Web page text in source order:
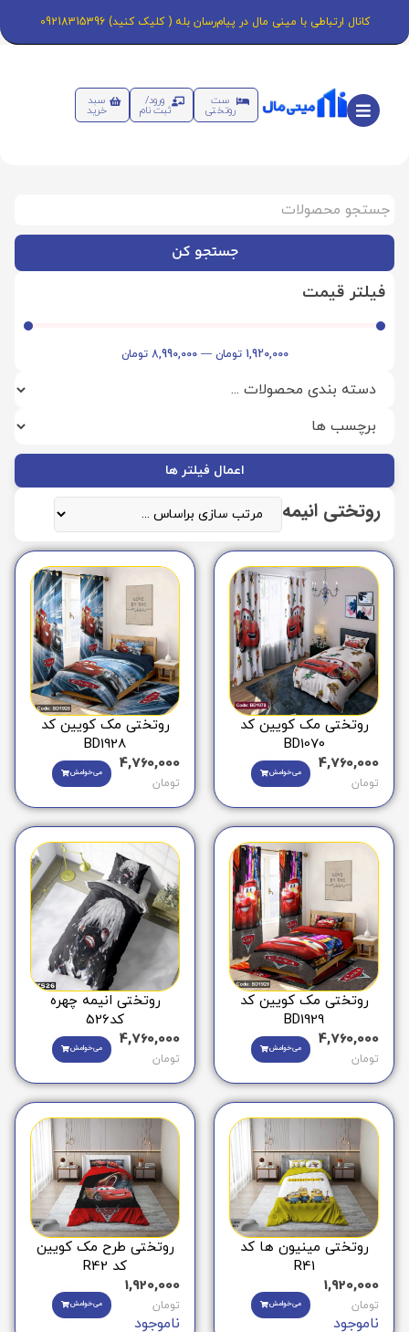
کانال ارتباطی با مینی مال در پیام‌رسان بله ( کلیک کنید) 09218315396
ست
روتختی
ورود/
ثبت نام
سبد
خرید
جستجو کن
فیلتر قیمت
1,920,000 تومان —
8,990,000 تومان
اعمال فیلتر ها
روتختی انیمه
روتختی مک کویین کد
BD1070
4,760,000
تومان
می‌خوامش
روتختی مک کویین کد
BD1928
4,760,000
تومان
می‌خوامش
روتختی مک کویین کد
BD1929
4,760,000
تومان
می‌خوامش
روتختی انیمه چهره
کد526
4,760,000
تومان
می‌خوامش
روتختی مینیون ها کد
R41
1,920,000
تومان
ناموجود
می‌خوامش
روتختی طرح مک کویین
کد R42
1,920,000
تومان
ناموجود
می‌خوامش